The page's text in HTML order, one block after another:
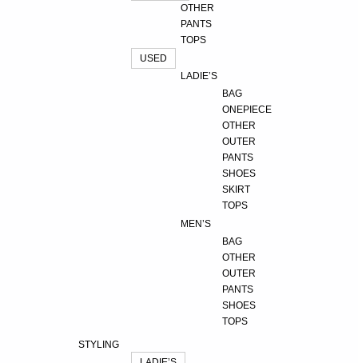
OTHER
PANTS
TOPS
USED
LADIE’S
BAG
ONEPIECE
OTHER
OUTER
PANTS
SHOES
SKIRT
TOPS
MEN’S
BAG
OTHER
OUTER
PANTS
SHOES
TOPS
STYLING